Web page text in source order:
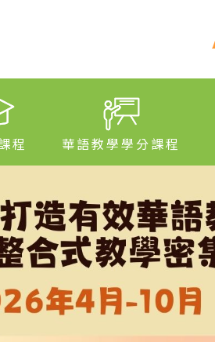
程 華語教學學分課程